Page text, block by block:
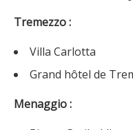
Tremezzo :
Villa Carlotta
Grand hôtel de
Menaggio :